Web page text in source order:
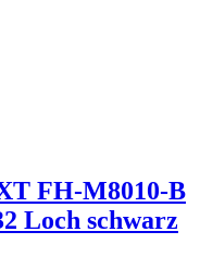
FH-M8010-B
Loch schwarz